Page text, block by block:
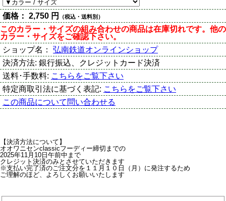
価格： 2,750 円 （税込・送料別）
このカラー・サイズの組み合わせの商品は在庫切れです。他の
カラー・サイズをご確認下さい。
ショップ名： 弘南鉄道オンラインショップ
決済方法: 銀行振込、クレジットカード決済
送料･手数料: こちらをご覧下さい
特定商取引法に基づく表記: こちらをご覧下さい
この商品について問い合わせる
【決済方法について】
オオワニセンclassicフーディー締切までの
2025年11月10日午前中まで
クレジット決済のみとさせていただきます
※支払い完了済のご注文分を１１月１０日（月）に発注するため
ご理解のほど、よろしくお願いいたします